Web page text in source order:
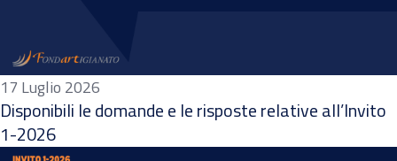
17 Luglio 2026
Disponibili le domande e le risposte relative all’Invito
1-2026